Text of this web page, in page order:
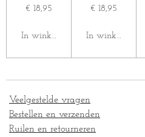
€ 18,95
In winkelwagen
€ 18,95
In winkelwagen
Veelgestelde vragen
Bestellen en verzenden
Ruilen en retourneren